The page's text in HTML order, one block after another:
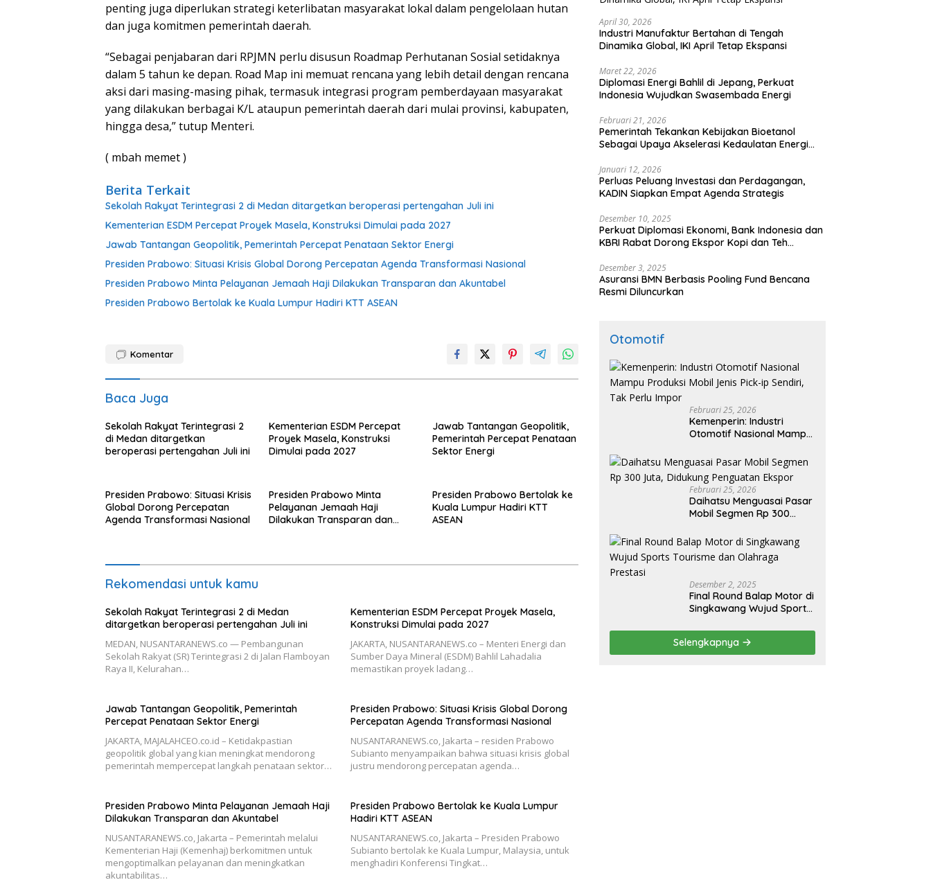
penting juga diperlukan strategi keterlibatan masyarakat lokal dalam pengelolaan hutan
dan juga komitmen pemerintah daerah.
“Sebagai penjabaran dari RPJMN perlu disusun Roadmap Perhutanan Sosial setidaknya
dalam 5 tahun ke depan. Road Map ini memuat rencana yang lebih detail dengan rencana
aksi dari masing-masing pihak, termasuk integrasi program pemberdayaan masyarakat
yang dilakukan berbagai K/L ataupun pemerintah daerah dari mulai provinsi, kabupaten,
hingga desa,” tutup Menteri.
( mbah memet )
Berita Terkait
Sekolah Rakyat Terintegrasi 2 di Medan ditargetkan beroperasi pertengahan Juli ini
Kementerian ESDM Percepat Proyek Masela, Konstruksi Dimulai pada 2027
Jawab Tantangan Geopolitik, Pemerintah Percepat Penataan Sektor Energi
Presiden Prabowo: Situasi Krisis Global Dorong Percepatan Agenda Transformasi Nasional
Presiden Prabowo Minta Pelayanan Jemaah Haji Dilakukan Transparan dan Akuntabel
Presiden Prabowo Bertolak ke Kuala Lumpur Hadiri KTT ASEAN
Komentar
Baca Juga
Sekolah Rakyat Terintegrasi 2
di Medan ditargetkan
beroperasi pertengahan Juli ini
Kementerian ESDM Percepat
Proyek Masela, Konstruksi
Dimulai pada 2027
Jawab Tantangan Geopolitik,
Pemerintah Percepat Penataan
Sektor Energi
Presiden Prabowo: Situasi Krisis
Global Dorong Percepatan
Agenda Transformasi Nasional
Presiden Prabowo Minta
Pelayanan Jemaah Haji
Dilakukan Transparan dan
Presiden Prabowo Bertolak ke
Kuala Lumpur Hadiri KTT
ASEAN
Rekomendasi untuk kamu
Sekolah Rakyat Terintegrasi 2 di Medan
ditargetkan beroperasi pertengahan Juli ini
MEDAN, NUSANTARANEWS.co — Pembangunan
Sekolah Rakyat (SR) Terintegrasi 2 di Jalan Flamboyan
Raya II, Kelurahan…
Kementerian ESDM Percepat Proyek Masela,
Konstruksi Dimulai pada 2027
JAKARTA, NUSANTARANEWS.co – Menteri Energi dan
Sumber Daya Mineral (ESDM) Bahlil Lahadalia
memastikan proyek ladang…
Jawab Tantangan Geopolitik, Pemerintah
Percepat Penataan Sektor Energi
JAKARTA, MAJALAHCEO.co.id – Ketidakpastian
geopolitik global yang kian meningkat mendorong
pemerintah mempercepat langkah penataan sektor…
Presiden Prabowo: Situasi Krisis Global Dorong
Percepatan Agenda Transformasi Nasional
NUSANTARANEWS.co, Jakarta – residen Prabowo
Subianto menyampaikan bahwa situasi krisis global
justru mendorong percepatan agenda…
Presiden Prabowo Minta Pelayanan Jemaah Haji
Dilakukan Transparan dan Akuntabel
NUSANTARANEWS.co, Jakarta – Pemerintah melalui
Kementerian Haji (Kemenhaj) berkomitmen untuk
mengoptimalkan pelayanan dan meningkatkan
akuntabilitas…
Presiden Prabowo Bertolak ke Kuala Lumpur
Hadiri KTT ASEAN
NUSANTARANEWS.co, Jakarta – Presiden Prabowo
Subianto bertolak ke Kuala Lumpur, Malaysia, untuk
menghadiri Konferensi Tingkat…
April 30, 2026
Industri Manufaktur Bertahan di Tengah
Dinamika Global, IKI April Tetap Ekspansi
Maret 22, 2026
Diplomasi Energi Bahlil di Jepang, Perkuat
Indonesia Wujudkan Swasembada Energi
Februari 21, 2026
Pemerintah Tekankan Kebijakan Bioetanol
Sebagai Upaya Akselerasi Kedaulatan Energi
Januari 12, 2026
Perluas Peluang Investasi dan Perdagangan,
KADIN Siapkan Empat Agenda Strategis
Desember 10, 2025
Perkuat Diplomasi Ekonomi, Bank Indonesia dan
KBRI Rabat Dorong Ekspor Kopi dan Teh
Desember 3, 2025
Asuransi BMN Berbasis Pooling Fund Bencana
Resmi Diluncurkan
Otomotif
Februari 25, 2026
Kemenperin: Industri
Otomotif Nasional Mampu
ip Sendiri, Tak Perlu Impor
Februari 25, 2026
Daihatsu Menguasai Pasar
Mobil Segmen Rp 300
Ekspor
Desember 2, 2025
Final Round Balap Motor di
Singkawang Wujud Sports
Prestasi
Selengkapnya